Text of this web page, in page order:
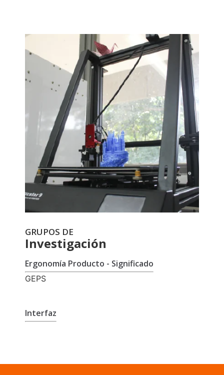
GRUPOS DE
Investigación
Ergonomía Producto - Significado
GEPS
Interfaz